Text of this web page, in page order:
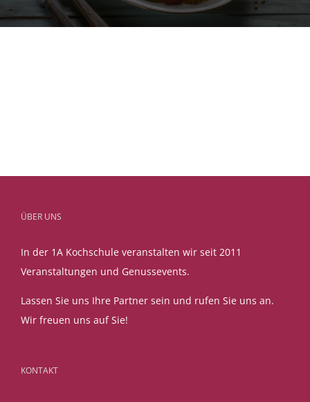
ÜBER UNS
In der 1A Kochschule veranstalten wir seit 2011
Veranstaltungen und Genussevents.
Lassen Sie uns Ihre Partner sein und rufen Sie uns an.
Wir freuen uns auf Sie!
KONTAKT